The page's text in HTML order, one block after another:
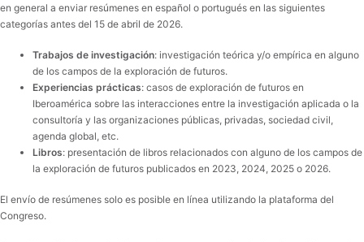
en general a enviar resúmenes en español o portugués en las siguientes
categorías antes del 15 de abril de 2026.
Trabajos de investigación: investigación teórica y/o empírica en alguno
de los campos de la exploración de futuros.
Experiencias prácticas: casos de exploración de futuros en
Iberoamérica sobre las interacciones entre la investigación aplicada o la
consultoría y las organizaciones públicas, privadas, sociedad civil,
agenda global, etc.
Libros: presentación de libros relacionados con alguno de los campos de
la exploración de futuros publicados en 2023, 2024, 2025 o 2026.
El envío de resúmenes solo es posible en línea utilizando la plataforma del
Congreso.